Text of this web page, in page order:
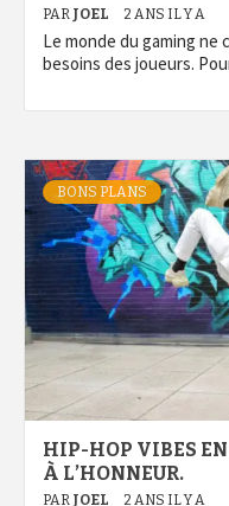
PAR JOEL 2 ANS IL Y A
Le monde du gaming ne
besoins des joueurs.
BONS PLANS
HIP-HOP VIBES
À L’HONNEUR.
PAR JOEL 2 ANS IL Y A